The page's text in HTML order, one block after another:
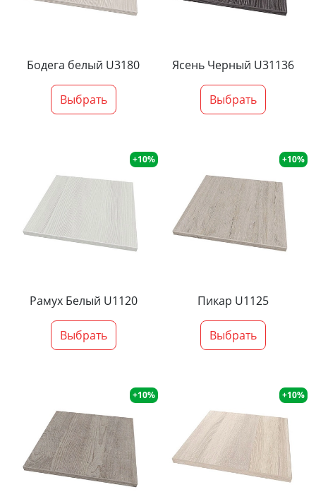
Бодега белый U3180
Выбрать
Ясень Черный U31136
Выбрать
+10%
Рамух Белый U1120
Выбрать
+10%
Пикар U1125
Выбрать
+10% +10%